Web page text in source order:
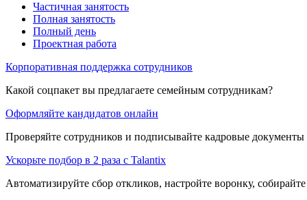
Частичная занятость
Полная занятость
Полный день
Проектная работа
Корпоративная поддержка сотрудников
Какой соцпакет вы предлагаете семейным сотрудникам?
Оформляйте кандидатов онлайн
Проверяйте сотрудников и подписывайте кадровые
Ускорьте подбор в 2 раза с Talantix
Автоматизируйте сбор откликов, настройте воронку,